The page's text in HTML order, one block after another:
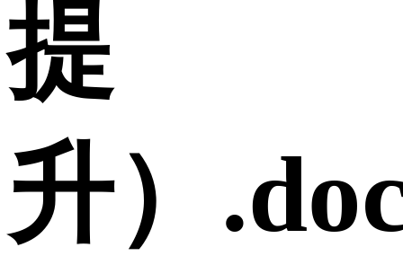
提
升）